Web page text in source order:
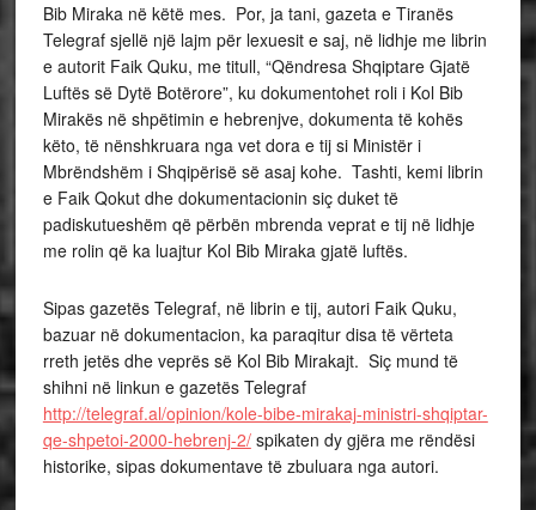
Bib Miraka në këtë mes. Por, ja tani, gazeta e Tiranës
Telegraf sjellë një lajm për lexuesit e saj, në lidhje me librin
e autorit Faik Quku, me titull, “Qëndresa Shqiptare Gjatë
Luftës së Dytë Botërore”, ku dokumentohet roli i Kol Bib
Mirakës në shpëtimin e hebrenjve, dokumenta të kohës
këto, të nënshkruara nga vet dora e tij si Ministër i
Mbrëndshëm i Shqipërisë së asaj kohe. Tashti, kemi librin
e Faik Qokut dhe dokumentacionin siç duket të
padiskutueshëm që përbën mbrenda veprat e tij në lidhje
me rolin që ka luajtur Kol Bib Miraka gjatë luftës.
Sipas gazetës Telegraf, në librin e tij, autori Faik Quku,
bazuar në dokumentacion, ka paraqitur disa të vërteta
rreth jetës dhe veprës së Kol Bib Mirakajt. Siç mund të
shihni në linkun e gazetës Telegraf
http://telegraf.al/opinion/kole-bibe-mirakaj-ministri-shqiptar-
qe-shpetoi-2000-hebrenj-2/spikaten dy gjëra me rëndësi
historike, sipas dokumentave të zbuluara nga autori.